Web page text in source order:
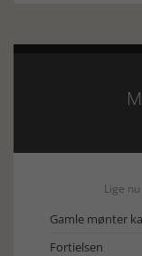
Lige nu
Gamle mønter
Fortielsen